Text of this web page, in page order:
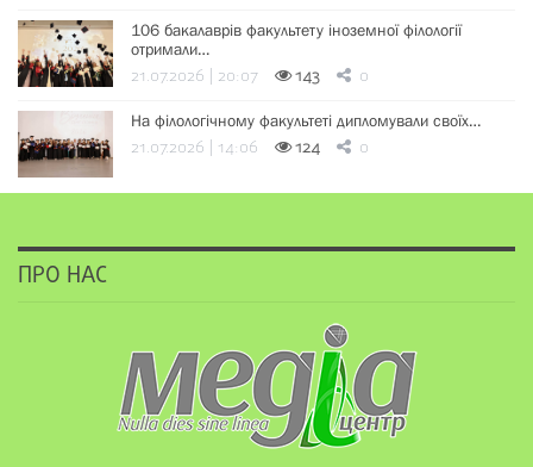
106 бакалаврів факультету іноземної філології
отримали…
21.07.2026 | 20:07 143 0
На філологічному факультеті дипломували своїх…
21.07.2026 | 14:06 124 0
ПРО НАС